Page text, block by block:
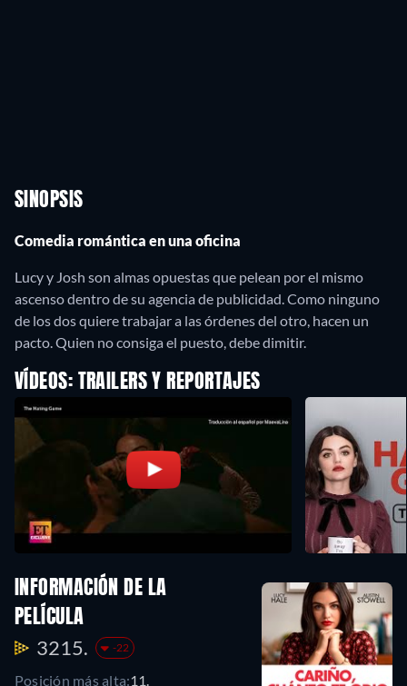
SINOPSIS
Comedia romántica en una oficina
Lucy y Josh son almas opuestas que pelean por el mismo
ascenso dentro de su agencia de publicidad. Como ninguno
de los dos quiere trabajar a las órdenes del otro, hacen un
pacto. Quien no consiga el puesto, debe dimitir.
VÍDEOS: TRAILERS Y REPORTAJES
INFORMACIÓN DE LA
PELÍCULA
3215. -22
Posición más alta:11.